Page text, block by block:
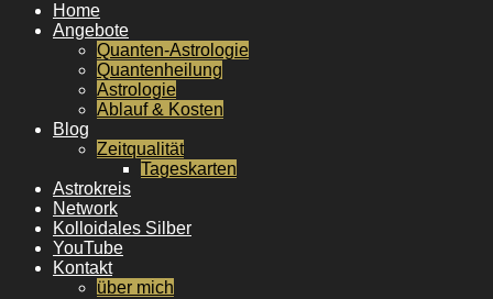
Home
Angebote
Quanten-Astrologie
Quantenheilung
Astrologie
Ablauf & Kosten
Blog
Zeitqualität
Tageskarten
Astrokreis
Network
Kolloidales Silber
YouTube
Kontakt
über mich